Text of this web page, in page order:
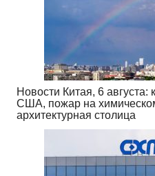
Новости Китая, 6
США, пожар на
архитектурная столица